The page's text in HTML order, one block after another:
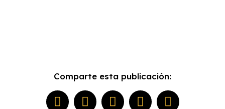
Comparte esta publicación: